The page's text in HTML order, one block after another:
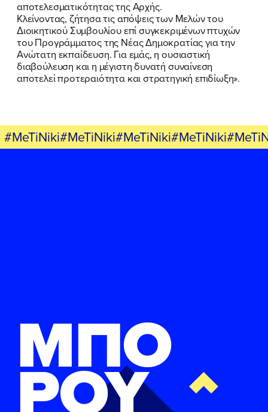
αποτελεσματικότητας της Αρχής.
Κλείνοντας, ζήτησα τις απόψεις των Μελών του
Διοικητικού Συμβουλίου επί συγκεκριμένων πτυχών
του Προγράμματος της Νέας Δημοκρατίας για την
Ανώτατη εκπαίδευση. Για εμάς, η ουσιαστική
διαβούλευση και η μέγιστη δυνατή συναίνεση
αποτελεί προτεραιότητα και στρατηγική επιδίωξη».
ΜΠΟ
ΡΟΥ